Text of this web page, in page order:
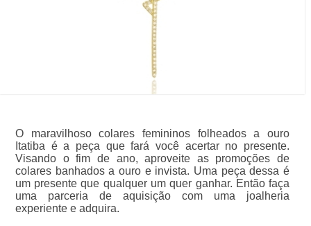
O maravilhoso colares femininos folheados a ouro
Itatiba é a peça que fará você acertar no presente.
Visando o fim de ano, aproveite as promoções de
colares banhados a ouro e invista. Uma peça dessa é
um presente que qualquer um quer ganhar. Então faça
uma parceria de aquisição com uma joalheria
experiente e adquira.